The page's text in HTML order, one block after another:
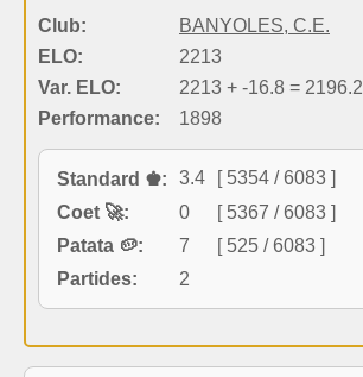
Club:
BANYOLES, C.E.
ELO:
2213
Var. ELO:
2213 + -16.8 = 2196.2
Performance:
1898
Standard ♚: 3.4
[ 5354 / 6083 ]
Coet 🚀:
0
[ 5367 / 6083 ]
Patata 🥔:
7
[ 525 / 6083 ]
Partides:
2